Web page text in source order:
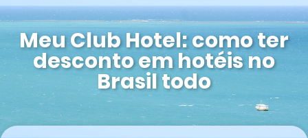
Meu Club Hotel: como ter
desconto em hotéis no
Brasil todo